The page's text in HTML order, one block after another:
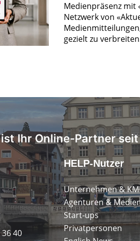
Medienpräsenz mit
Netzwerk von
gezielt zu
ist Ihr Online-Partner
36 40
HELP-Nutzer
Unternehmen &
Agenturen &
Start-ups
Privatpersonen